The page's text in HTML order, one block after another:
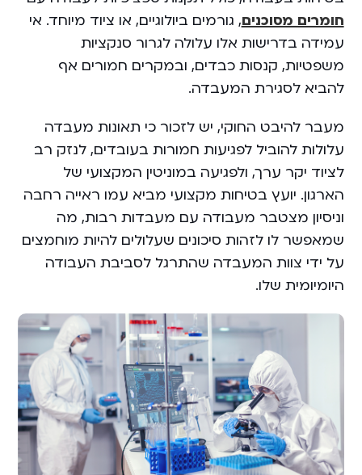
חומרים מסוכנים, גורמים ביולוגיים, או ציוד מיוחד. אי
עמידה בדרישות אלו עלולה לגרור סנקציות
משפטיות, קנסות כבדים, ובמקרים חמורים אף
להביא לסגירת המעבדה.
מעבר להיבט החוקי, יש לזכור כי תאונות מעבדה
עלולות להוביל לפגיעות חמורות בעובדים, לנזק רב
לציוד יקר ערך, ולפגיעה במוניטין המקצועי של
הארגון. יועץ בטיחות מקצועי מביא עמו ראייה רחבה
וניסיון מצטבר מעבודה עם מעבדות רבות, מה
שמאפשר לו לזהות סיכונים שעלולים להיות מוחמצים
על ידי צוות המעבדה שהתרגל לסביבת העבודה
היומיומית שלו.